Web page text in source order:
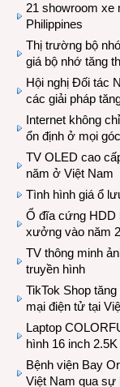
21 showroom xe
Philippines
Thị trường bộ
giá bộ nhớ tăng
Hội nghị Đối tác
các giải pháp
Internet không
ổn định ở mọi
TV OLED cao
năm ở Việt Nam
Tình hình giá ổ
Ổ đĩa cứng HDD
xưởng vào năm
TV thông minh
truyền hình
TikTok Shop
mại điện tử tại
Laptop
hình 16 inch 2.5K
Bệnh viện Bay
Việt Nam qua sự